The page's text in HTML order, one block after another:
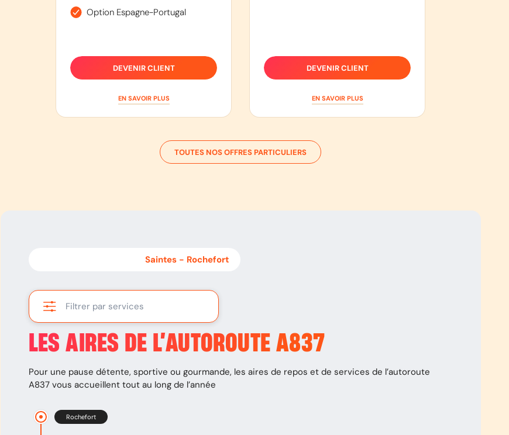
Option Espagne-Portugal
DEVENIR CLIENT
EN SAVOIR PLUS
DEVENIR CLIENT
EN SAVOIR PLUS
TOUTES NOS OFFRES PARTICULIERS
Saintes- Rochefort
Filtrer par services
LES AIRES DE L’AUTOROUTE A837
Pour une pause détente, sportive ou gourmande, les aires de repos et de services de l’autoroute
A837 vous accueillent tout au long de l’année
Rochefort